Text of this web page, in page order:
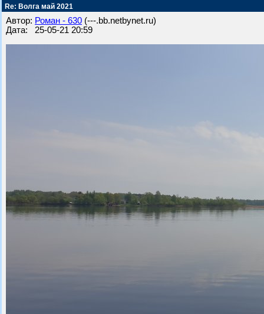
Re: Волга май 2021
Автор: Роман - 630 (---.bb.netbynet.ru)
Дата: 25-05-21 20:59